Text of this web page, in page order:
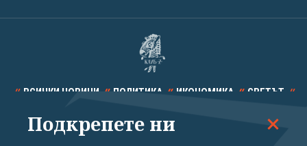
ВСИЧКИ НОВИНИ ПОЛИТИКА ИКОНОМИКА СВЕТЪТ
СПОРТ КУЛТУРА ТЕХНОЛОГИИ КАЛЕЙДОСКОП
Подкрепете ни